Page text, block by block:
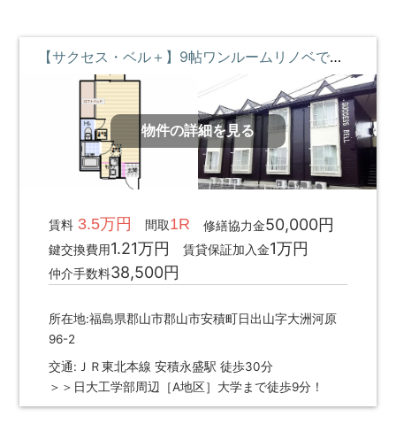
【サクセス・ベル＋】9帖ワンルームリノベで魅力が詰まったお部屋♪ ②階 **即入居募集中**
物件の詳細を見る
賃料3.5万円 間取1R 修繕協力金50,000円
鍵交換費用1.21万円 賃貸保証加入金1万円
仲介手数料38,500円
所在地:福島県郡山市郡山市安積町日出山字大洲河原
96-2
交通:ＪＲ東北本線 安積永盛駅 徒歩30分
＞＞日大工学部周辺［A地区］大学まで徒歩9分！